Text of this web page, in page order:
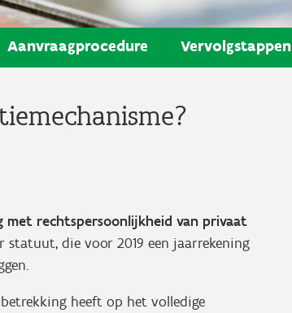
Aanvraagprocedure Vervolgstappen
met rechtspersoonlijkheid van privaat
die voor 2019 een jaarrekening
heeft op het volledige